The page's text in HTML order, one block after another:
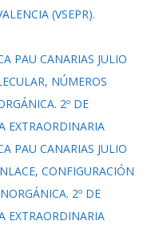
(VSEPR).
PAU CANARIAS JULIO
NÚMEROS
2º DE
EXTRAORDINARIA
PAU CANARIAS JULIO
CONFIGURACIÓN
2º DE
EXTRAORDINARIA